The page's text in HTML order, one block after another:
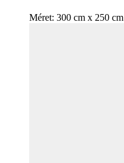
Méret: 300 cm x 250 cm